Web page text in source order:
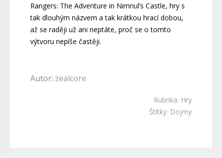
Rangers: The Adventure in Nimnul’s Castle, hry s
tak dlouhým názvem a tak krátkou hrací dobou,
až se raději už ani neptáte, proč se o tomto
výtvoru nepíše častěji.
Autor: zealcore
Rubrika: Hry
Štítky: Dojmy